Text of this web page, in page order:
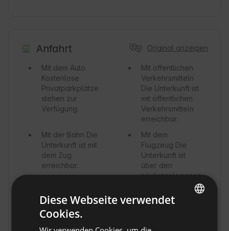
Anfahrt Original anzeigen
Mit dem Auto
Kostenlose
Privatparkplätze
stehen zur
Verfügung.
Mit öffentlichen
Verkehrsmitteln
Die Unterkunft ist
mit öffentlichen
Verkehrsmitteln
erreichbar.
Mit der Bahn Die
Unterkunft ist mit
dem Zug
erreichbar.
Mit dem
Flugzeug Die
Unterkunft ist
über den
nächstgelegenen
erreichbar.
Olsztyn-Mazury
Meilen entfernt.
Diese Webseite verwendet
Cookies.